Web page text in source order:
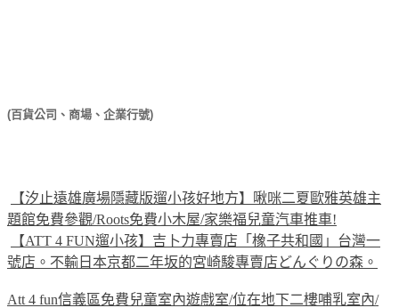
(百貨公司、商場、企業行號)
【汐止遠雄廣場隱藏版遛小孩好地方】啾咪二夏歐雅英雄主
題館免費參觀/Roots免費小木屋/家樂福兒童汽車推車!
【ATT 4 FUN遛小孩】吉卜力專賣店「橡子共和國」台灣一
號店。不輸日本京都二年坂的宮崎駿專賣店どんぐりの森。
Att 4 fun信義區免費兒童室內遊戲室/位在地下二樓哺乳室內/